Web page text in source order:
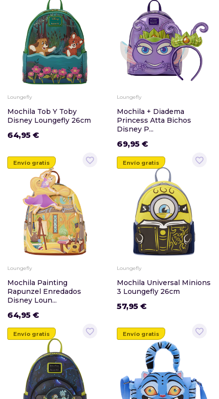
Loungefly
Mochila Tob Y Toby
Disney Loungefly 26cm
64,95 €
Loungefly
Mochila + Diadema
Princess Atta Bichos
Disney P...
69,95 €
favorite_border
Envío gratis
Loungefly
Mochila Painting
Rapunzel Enredados
Disney Loun...
64,95 €
favorite_border
Envío gratis
Loungefly
Mochila Universal Minions
3 Loungefly 26cm
57,95 €
favorite_border
Envío gratis favorite_border
Envío gratis